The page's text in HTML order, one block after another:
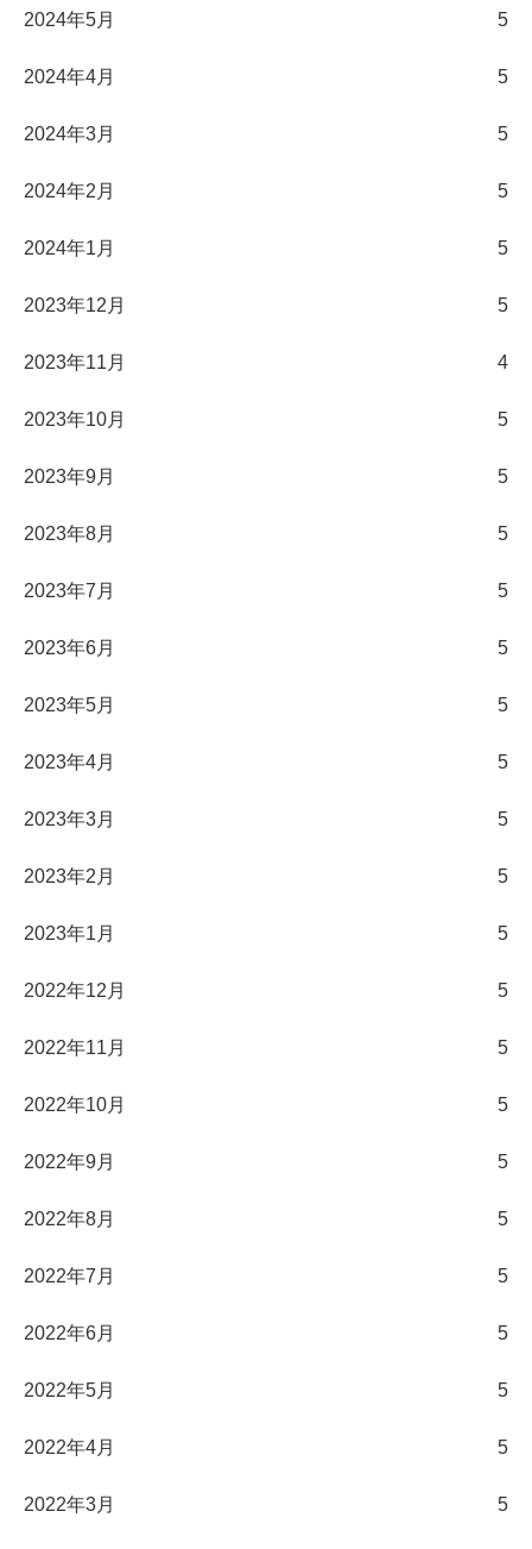
2024年5月 5
2024年4月 5
2024年3月 5
2024年2月 5
2024年1月 5
2023年12月 5
2023年11月 4
2023年10月 5
2023年9月 5
2023年8月 5
2023年7月 5
2023年6月 5
2023年5月 5
2023年4月 5
2023年3月 5
2023年2月 5
2023年1月 5
2022年12月 5
2022年11月 5
2022年10月 5
2022年9月 5
2022年8月 5
2022年7月 5
2022年6月 5
2022年5月 5
2022年4月 5
2022年3月 5